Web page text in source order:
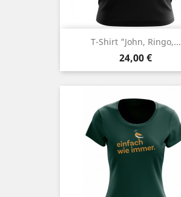
T-Shirt "John, Ringo,...
Preis
24,00 €